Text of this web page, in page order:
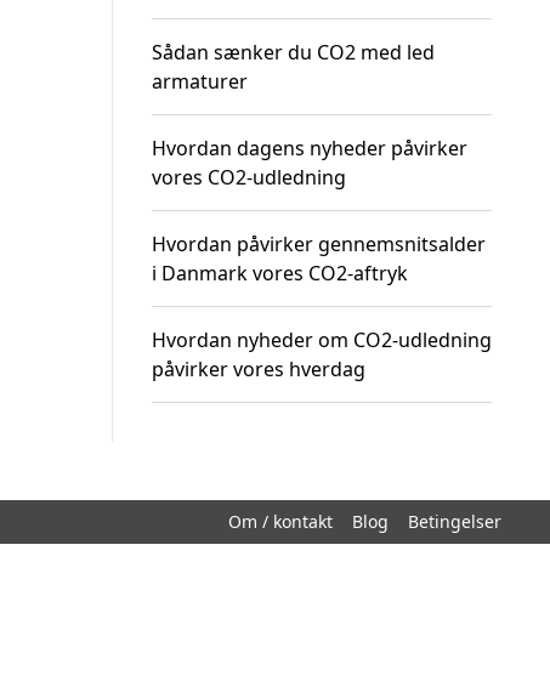
Sådan sænker du CO2 med led
armaturer
Hvordan dagens nyheder påvirker
vores CO2-udledning
Hvordan påvirker gennemsnitsalder
i Danmark vores CO2-aftryk
Hvordan nyheder om CO2-udledning
påvirker vores hverdag
Om / kontakt Blog Betingelser